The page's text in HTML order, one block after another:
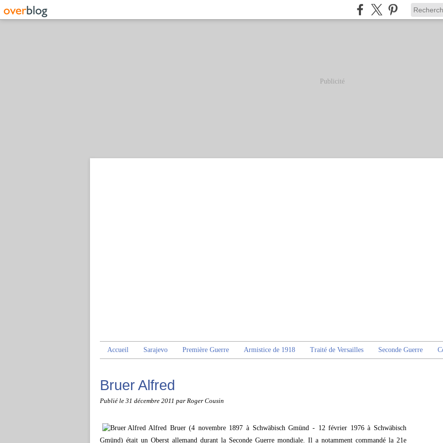
Publicité
Accueil Sarajevo Première Guerre Armistice de 1918 Traité de Versailles Seconde Guerre
Bruer Alfred
Publié le 31 décembre 2011 par Roger Cousin
Alfred Bruer (4 novembre 1897 à Schwäbisch Gmünd - 12 février 1976 à Schwäbisch
Gmünd) était un Oberst allemand durant la Seconde Guerre mondiale. Il a notamment commandé la 21e